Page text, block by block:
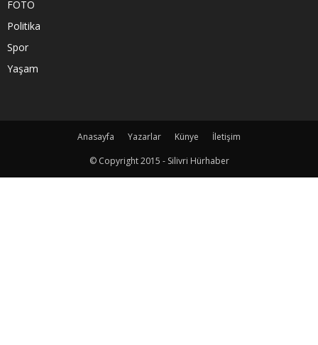
FOTO
Politika
Spor
Yaşam
Anasayfa Yazarlar Künye
İletişim
© Copyright 2015 - Silivri Hürhaber